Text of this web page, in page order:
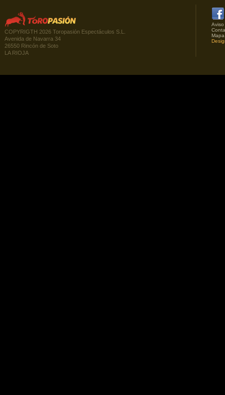
COPYRIGTH 2026 Toropasión Espectáculos S.L.
Avenida de Navarra 34
26550 Rincón de Soto
LA RIOJA